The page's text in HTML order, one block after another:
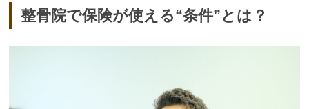
整骨院で保険が使える“条件”とは？